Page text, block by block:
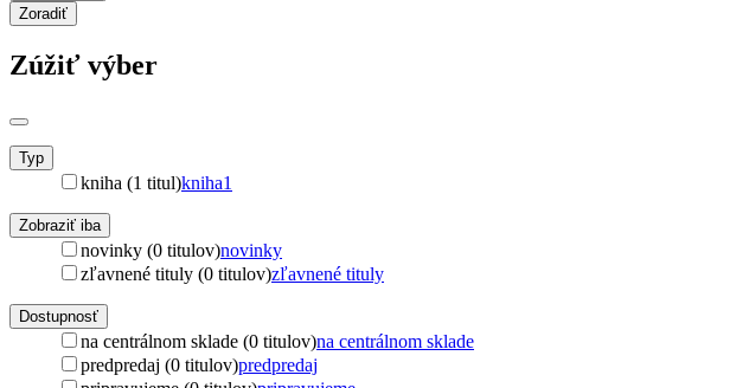
Zoradiť
Zúžiť výber
Typ
kniha (1 titul)kniha1
Zobraziť iba
novinky (0 titulov)novinky
zľavnené tituly (0 titulov)zľavnené tituly
Dostupnosť
na centrálnom sklade (0 titulov)na centrálnom sklade
predpredaj (0 titulov)predpredaj